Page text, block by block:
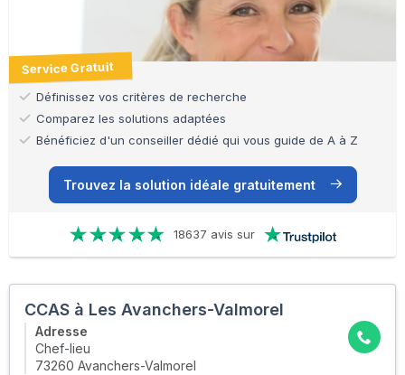
Service Gratuit
Définissez vos critères de recherche
Comparez les solutions adaptées
Bénéficiez d'un conseiller dédié qui vous guide de A à Z
Trouvez la solution idéale gratuitement
18637 avis sur
CCAS à Les Avanchers-Valmorel
Adresse
Chef-lieu
73260 Avanchers-Valmorel